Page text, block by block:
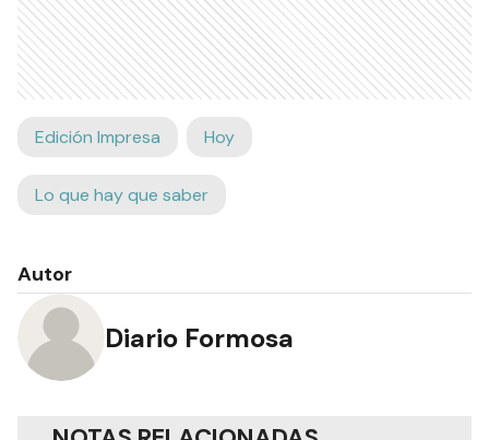
Edición Impresa Hoy
Lo que hay que saber
Autor
Diario Formosa